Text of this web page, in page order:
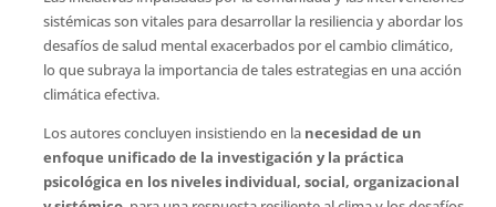
sistémicas son vitales para desarrollar la resiliencia y abordar los
desafíos de salud mental exacerbados por el cambio climático,
lo que subraya la importancia de tales estrategias en una acción
climática efectiva.
Los autores concluyen insistiendo en la necesidad de un
enfoque unificado de la investigación y la práctica
psicológica en los niveles individual, social, organizacional